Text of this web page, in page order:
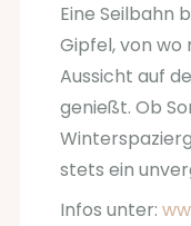
Eine Seilbahn
Gipfel, von
Aussicht auf
genießt. Ob
stets ein
Infos unter: